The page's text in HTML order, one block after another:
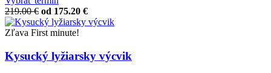
219.00 € od 175.20 €
Zľava First minute!
Kysucký lyžiarsky výcvik